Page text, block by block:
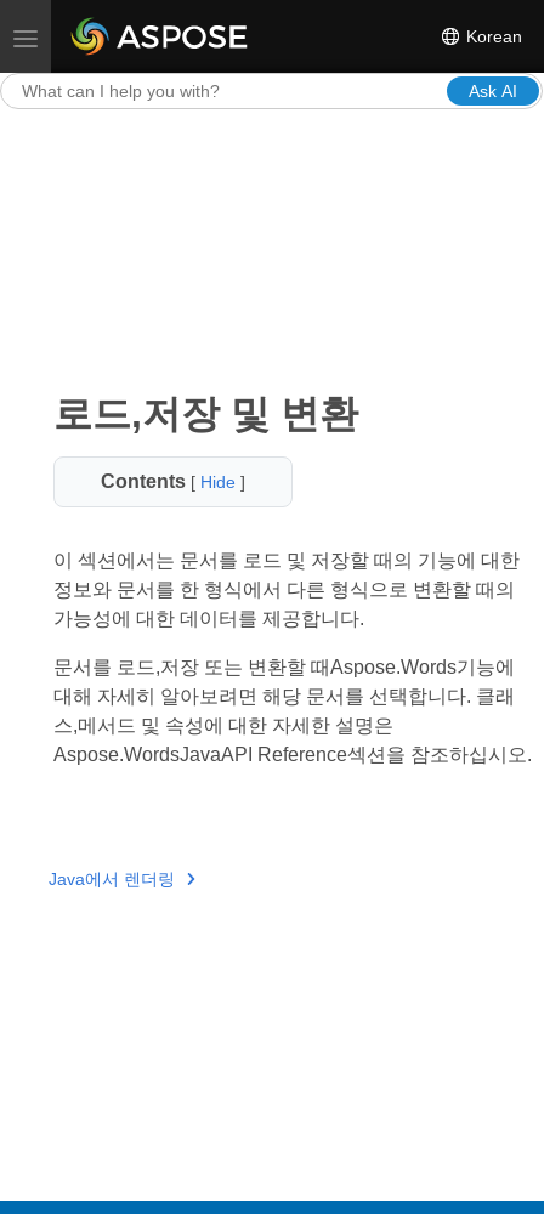
Toggle navigation Korean
Ask AI
로드,저장 및 변환
Contents [ Hide]
이 섹션에서는 문서를 로드 및 저장할 때의 기능에 대한
정보와 문서를 한 형식에서 다른 형식으로 변환할 때의
가능성에 대한 데이터를 제공합니다.
문서를 로드,저장 또는 변환할 때Aspose.Words기능에
대해 자세히 알아보려면 해당 문서를 선택합니다. 클래
스,메서드 및 속성에 대한 자세한 설명은
Aspose.WordsJavaAPI Reference섹션을 참조하십시오.
Java에서 렌더링